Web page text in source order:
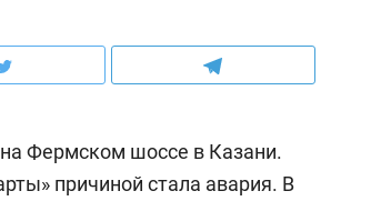
Фермском шоссе в Казани.
причиной стала авария. В